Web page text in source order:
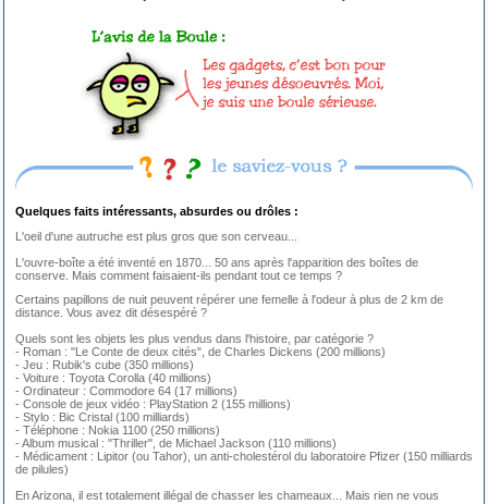
Quelques faits intéressants, absurdes ou drôles :
L'oeil d'une autruche est plus gros que son cerveau...
L'ouvre-boîte a été inventé en 1870... 50 ans après l'apparition des boîtes de
conserve. Mais comment faisaient-ils pendant tout ce temps ?
Certains papillons de nuit peuvent répérer une femelle à l'odeur à plus de 2 km de
distance. Vous avez dit désespéré ?
Quels sont les objets les plus vendus dans l'histoire, par catégorie ?
- Roman : "Le Conte de deux cités", de Charles Dickens (200 millions)
- Jeu : Rubik's cube (350 millions)
- Voiture : Toyota Corolla (40 millions)
- Ordinateur : Commodore 64 (17 millions)
- Console de jeux vidéo : PlayStation 2 (155 millions)
- Stylo : Bic Cristal (100 milliards)
- Téléphone : Nokia 1100 (250 millions)
- Album musical : "Thriller", de Michael Jackson (110 millions)
- Médicament : Lipitor (ou Tahor), un anti-cholestérol du laboratoire Pfizer (150 milliards
de pilules)
En Arizona, il est totalement illégal de chasser les chameaux... Mais rien ne vous